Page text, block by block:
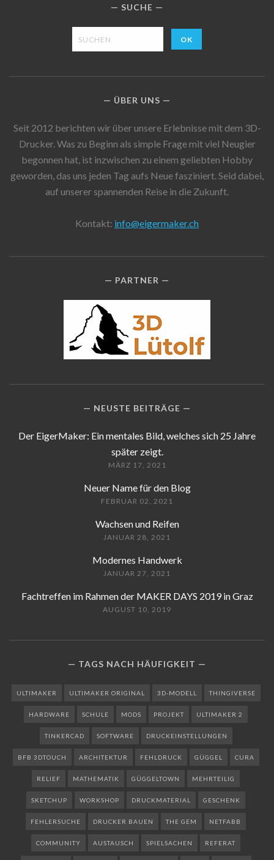
SUCHE
ÜBER UNS
Seit 2012 berichten wir über unsere Erlebnisse mit dem 3D-
Drucker. Was zu Beginn als simple Frage mit viel Neugier
begonnen hat, ist inzwischen zu einem geliebten Hobby
geworden, das uns jeden Tag aufs Neue fasziniert. Seid dabei,
auf unserer spannenden Reise in die Zukunft.
Kontakt: info@eigermaker.ch
PARTNER
NEUSTE BEITRÄGE
Der EigerMaker: Ein mentales Bild, welches sich 25 Jahre
später zeigt.
MÄRZ 17, 2021
Neuer Name für den Blog
FEBRUAR 02, 2021
Wachsen und Reifen
JANUAR 28, 2021
Modernes Handwerk
JANUAR 27, 2021
Fachtreffen im Rahmen der MAKER DAYS 2019 in Graz
AUGUST 10, 2019
TAGS NACH HÄUFIGKEIT
ULTIMAKER ULTIMAKER ORIGINAL 3D-MODELL THINGIVERSE
HARDWARE SCHULE MODS PROJEKT ULTIMAKER 2
TINKERCAD SOFTWARE DRUCKEINSTELLUNGEN
BFB 3DTOUCH ARCHITEKTUR FEHLDRUCK GÜGGEL CURA
RELIEF MATHEMATIK GÜGGELTOWN MEHRTEILIG
SKETCHUP WORKSHOP DRUCKMATERIAL GESCHENK
FEHLERSUCHE DRUCKER BAUEN THE GEM NETFABB
COMMUNITY AUSTAUSCH SPIELSACHEN REFERAT